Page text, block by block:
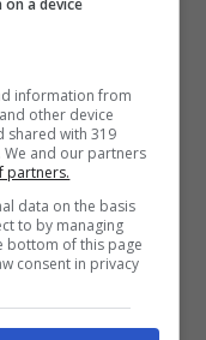
circa 14
questa
piccola area
amici, una
spazio
a device
information from
other device
shared with 319
We and our partners
partners.
data on the basis
to by managing
bottom of this page
consent in privacy